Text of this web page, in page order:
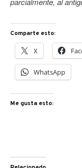
Comparte esto:
X
WhatsApp
Me gusta esto: